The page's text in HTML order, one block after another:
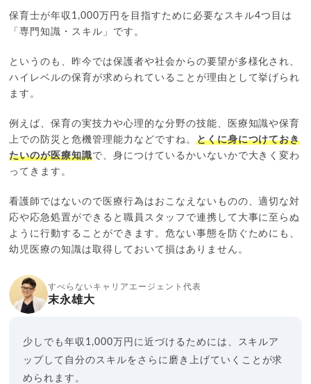
保育士が年収1,000万円を目指すために必要なスキル4つ目は
「専門知識・スキル」です。
というのも、昨今では保護者や社会からの要望が多様化され、
ハイレベルの保育が求められていることが理由として挙げられ
ます。
例えば、保育の実技力や心理的な分野の技能、医療知識や保育
上での防災と危機管理能力などですね。 とくに身につけておき
たいのが医療知識で、身につけているかいないかで大きく変わ
ってきます。
看護師ではないので医療行為はおこなえないものの、適切な対
応や応急処置ができると職員スタッフで連携して大事に至らぬ
ように行動することができます。危ない事態を防ぐためにも、
幼児医療の知識は取得しておいて損はありません。
すべらないキャリアエージェント代表
末永雄大
少しでも年収1,000万円に近づけるためには、スキルア
ップして自分のスキルをさらに磨き上げていくことが求
められます。